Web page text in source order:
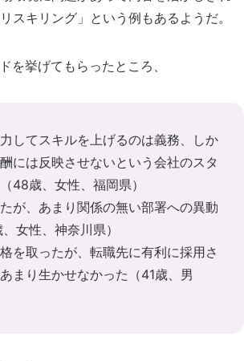
スキリング」という例もあるようだ。
を挙げてもらったところ、
してスキルを上げるのは義務、しか
には反映させないという会社のスタ
48歳、女性、福岡県）
が、あまり関係の無い部署への異動
女性、神奈川県）
を取ったが、転職先に有利に採用さ
まり生かせなかった（41歳、男